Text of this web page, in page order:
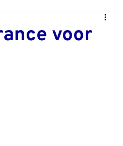
voor